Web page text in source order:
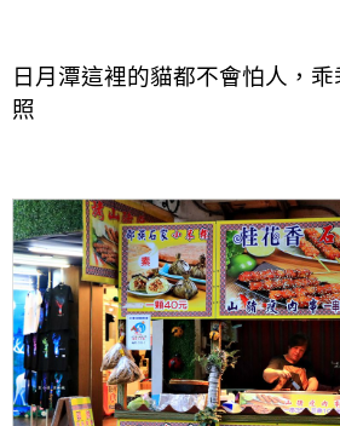
日月潭這裡的貓都不會怕人，
照